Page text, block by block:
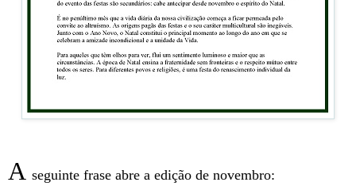
A seguinte frase abre a edição de novembro: